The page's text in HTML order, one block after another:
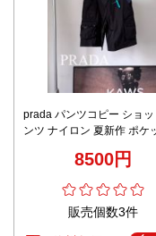
prada パンツコピー ショ
ンツ ナイロン 夏新作 ポケ
8500円
販売個数3件